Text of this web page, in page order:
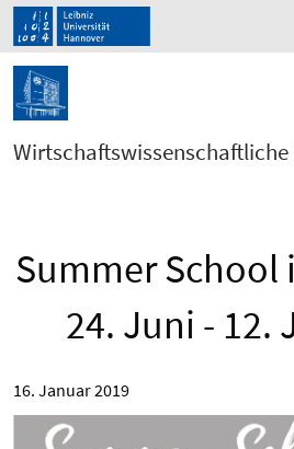
Summer School
24. Juni - 12.
16. Januar 2019